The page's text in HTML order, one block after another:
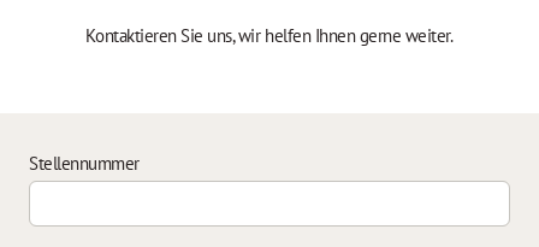
Kontaktieren Sie uns, wir helfen Ihnen gerne weiter.
Stellennummer